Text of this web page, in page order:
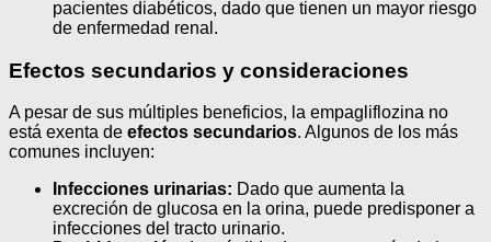
pacientes diabéticos, dado que tienen un mayor riesgo
de enfermedad renal.
Efectos secundarios y consideraciones
A pesar de sus múltiples beneficios, la empagliflozina no
está exenta de efectos secundarios. Algunos de los más
comunes incluyen:
Infecciones urinarias: Dado que aumenta la
excreción de glucosa en la orina, puede predisponer a
infecciones del tracto urinario.